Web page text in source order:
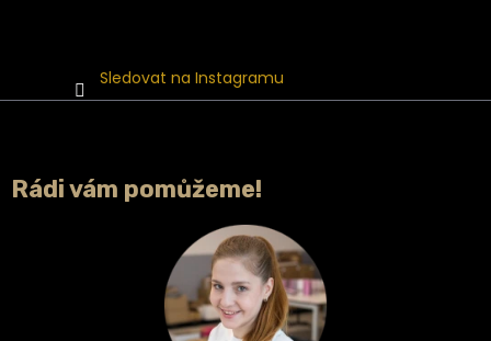
Sledovat na Instagramu
Rádi vám pomůžeme!